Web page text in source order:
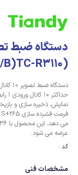
(I/B)TC-R3110
عرضه می شود.
کد :
مشخصات فنی